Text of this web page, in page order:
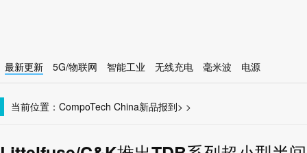
最新更新 5G/物联网 智能工业 无线充电 毫米波
电源
当前位置： CompoTech China >
新品报到 >